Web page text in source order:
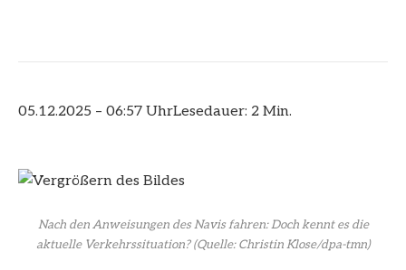
05.12.2025 – 06:57 UhrLesedauer: 2 Min.
Nach den Anweisungen des Navis fahren: Doch kennt es die
aktuelle Verkehrssituation?(Quelle: Christin Klose/dpa-tmn)